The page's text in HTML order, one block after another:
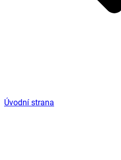
Úvodní strana